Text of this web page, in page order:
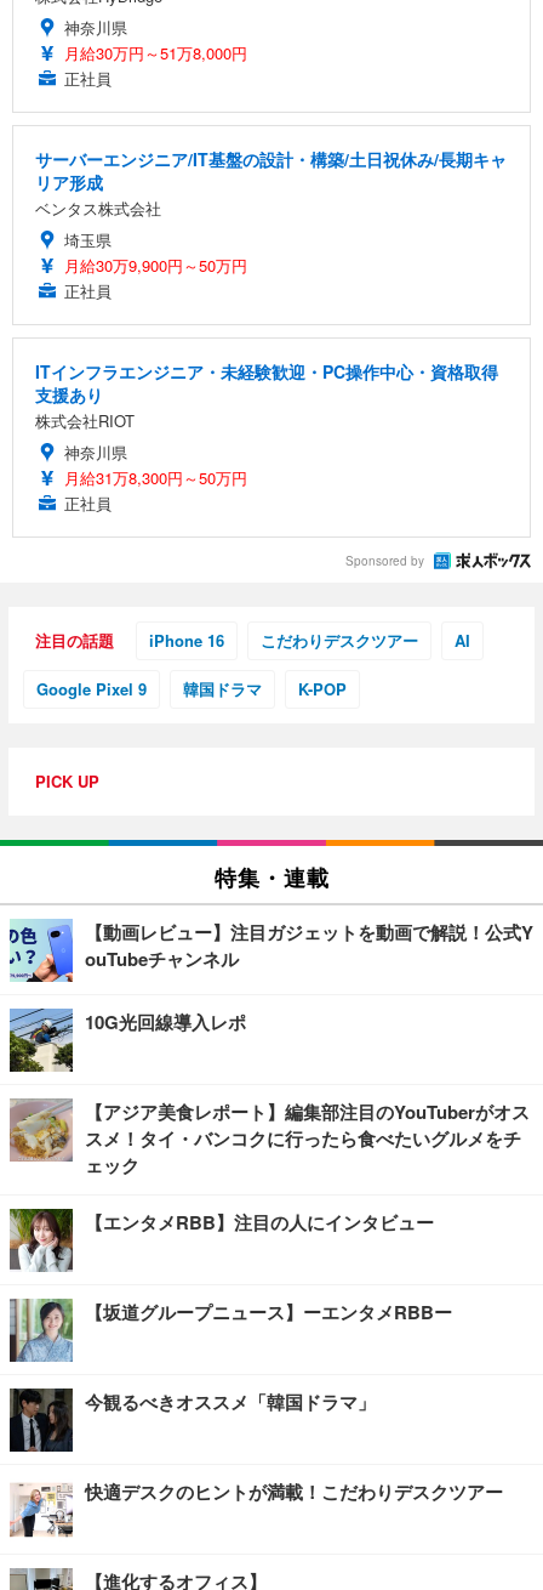
神奈川県
月給30万円～51万8,000円
正社員
サーバーエンジニア/IT基盤の設計・構築/土日祝休み/長期キャ
リア形成
ベンタス株式会社
埼玉県
月給30万9,900円～50万円
正社員
ITインフラエンジニア・未経験歓迎・PC操作中心・資格取得
支援あり
株式会社RIOT
神奈川県
月給31万8,300円～50万円
正社員
Sponsored by
注目の話題 iPhone 16 こだわりデスクツアー AI
Google Pixel 9 韓国ドラマ K-POP
PICK UP
特集・連載
【動画レビュー】注目ガジェットを動画で解説！公式Y
ouTubeチャンネル
10G光回線導入レポ
【アジア美食レポート】編集部注目のYouTuberがオス
スメ！タイ・バンコクに行ったら食べたいグルメをチ
ェック
【エンタメRBB】注目の人にインタビュー
【坂道グループニュース】ーエンタメRBBー
今観るべきオススメ「韓国ドラマ」
快適デスクのヒントが満載！こだわりデスクツアー
【進化するオフィス】